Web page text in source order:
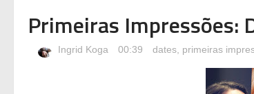
Primeiras Impressões:
Ingrid Koga 00:39 dates, primeiras